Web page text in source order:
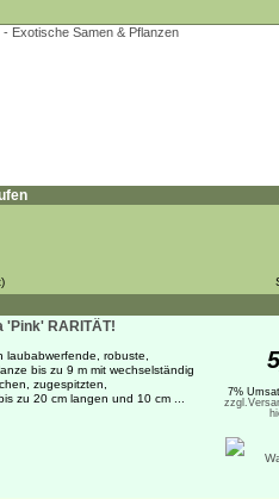
'Pink' RARITÄT!
laubabwerfende, robuste,
bis zu 9 m mit wechselständig
zugespitzten,
zu 20 cm langen und 10 cm ...
7%